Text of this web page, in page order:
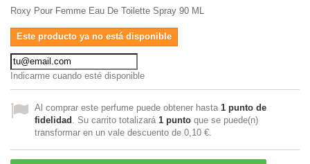
Roxy Pour Femme Eau De Toilette Spray 90 ML
Este producto ya no está disponible
Indicarme cuando esté disponible
Al comprar este perfume puede obtener hasta 1 punto de
fidelidad . Su carrito totalizará 1 punto que se puede(n)
transformar en un vale descuento de 0,10 €